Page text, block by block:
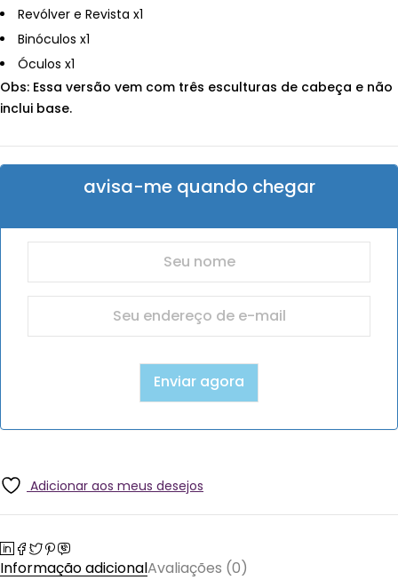
Revólver e Revista x1
Binóculos x1
Óculos x1
Obs: Essa versão vem com três esculturas de cabeça e não
inclui base.
avisa-me quando chegar
Adicionar aos meus desejos
Informação adicionalAvaliações (0)